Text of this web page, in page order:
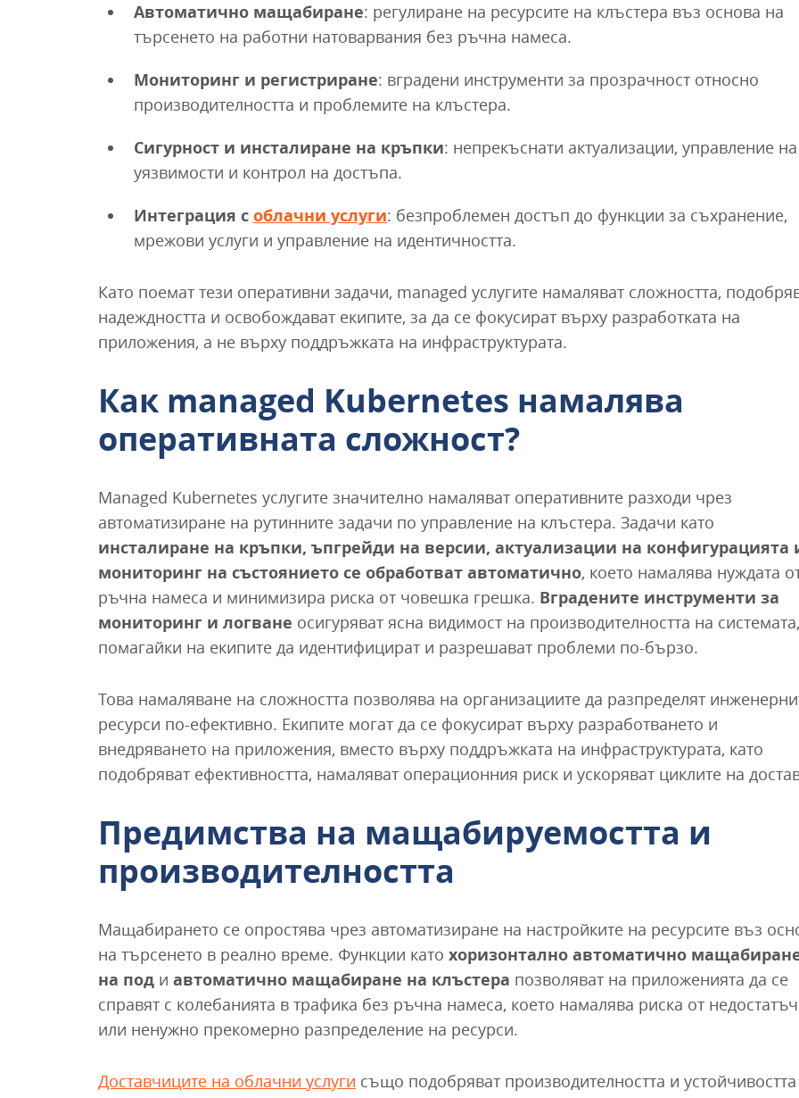
Автоматично мащабиране: регулиране на ресурсите на клъстера въз основа на
търсенето на работни натоварвания без ръчна намеса.
Мониторинг и регистриране: вградени инструменти за прозрачност относно
производителността и проблемите на клъстера.
Сигурност и инсталиране на кръпки: непрекъснати актуализации, управление на
уязвимости и контрол на достъпа.
Интеграция с облачни услуги: безпроблемен достъп до функции за съхранение,
мрежови услуги и управление на идентичността.
Като поемат тези оперативни задачи, managed услугите намаляват сложността,
надеждността и освобождават екипите, за да се фокусират върху разработката на
приложения, а не върху поддръжката на инфраструктурата.
Как managed Kubernetes намалява
оперативната сложност?
Managed Kubernetes услугите значително намаляват оперативните разходи чрез
автоматизиране на рутинните задачи по управление на клъстера. Задачи като
инсталиране на кръпки, ъпгрейди на версии, актуализации на конфигурацията
мониторинг на състоянието се обработват автоматично, което намалява нуждата
ръчна намеса и минимизира риска от човешка грешка. Вградените инструменти за
мониторинг и логване осигуряват ясна видимост на производителността на системата,
помагайки на екипите да идентифицират и разрешават проблеми по-бързо.
Това намаляване на сложността позволява на организациите да разпределят
ресурси по-ефективно. Екипите могат да се фокусират върху разработването и
внедряването на приложения, вместо върху поддръжката на инфраструктурата, като
подобряват ефективността, намаляват операционния риск и ускоряват циклите на
Предимства на мащабируемостта и
производителността
Мащабирането се опростява чрез автоматизиране на настройките на ресурсите въз
на търсенето в реално време. Функции като хоризонтално автоматично
на под и автоматично мащабиране на клъстера позволяват на приложенията да се
справят с колебанията в трафика без ръчна намеса, което намалява риска от
или ненужно прекомерно разпределение на ресурси.
Доставчиците на облачни услуги също подобряват производителността и устойчивостта